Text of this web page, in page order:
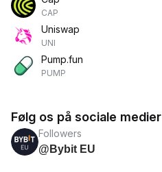
CAP
Uniswap
UNI
Pump.fun
PUMP
Følg os på sociale medier
Followers
@Bybit EU